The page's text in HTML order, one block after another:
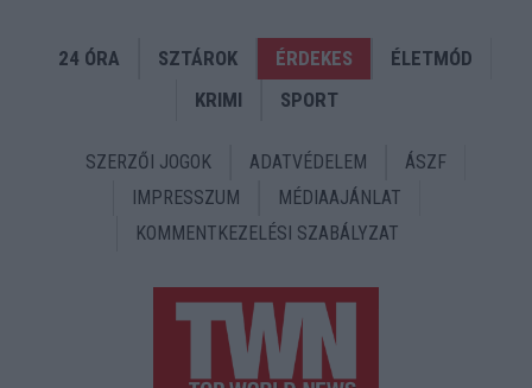
24 ÓRA SZTÁROK ÉRDEKES
ÉLETMÓD
KRIMI
SPORT
SZERZŐI JOGOK ADATVÉDELEM
ÁSZF
IMPRESSZUM
MÉDIAAJÁNLAT
KOMMENTKEZELÉSI SZABÁLYZAT